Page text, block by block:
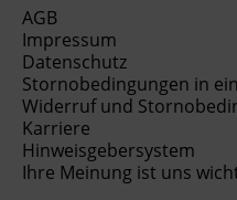
der Nachweis einer
Berufsberatung
AGB
Impressum
Datenschutz
Stornobedingungen in
Widerruf und
Karriere
Hinweisgebersystem
Ihre Meinung ist uns